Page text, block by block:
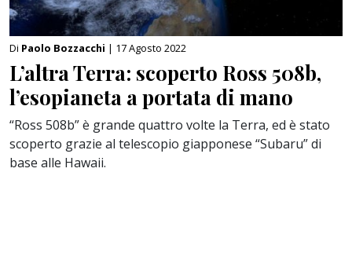
Di Paolo Bozzacchi | 17 Agosto 2022
L’altra Terra: scoperto Ross 508b,
l’esopianeta a portata di mano
“Ross 508b” è grande quattro volte la Terra, ed è stato
scoperto grazie al telescopio giapponese “Subaru” di
base alle Hawaii.